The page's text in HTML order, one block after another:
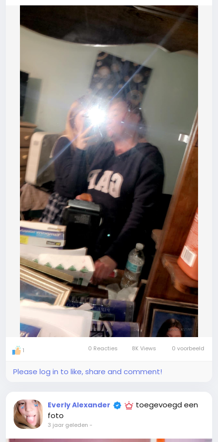
1 0 Reacties 8K Views 0 voorbeeld
Please log in to like, share and comment!
Everly Alexander
toegevoegd een
foto
3 jaar geleden -